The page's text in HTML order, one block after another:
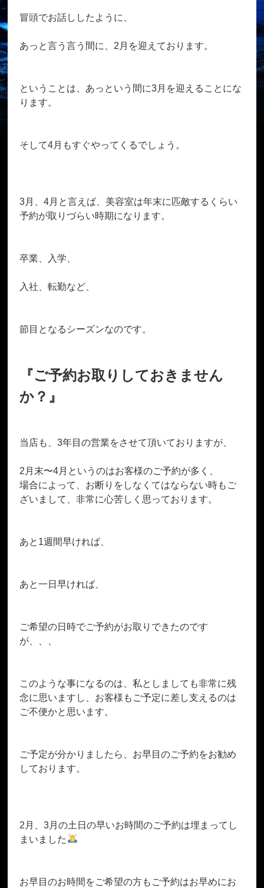
冒頭でお話ししたように、
あっと言う言う間に、2月を迎えております。
ということは、あっという間に3月を迎えることにな
ります。
そして4月もすぐやってくるでしょう。
3月、4月と言えば、美容室は年末に匹敵するくらい
予約が取りづらい時期になります。
卒業、入学、
入社、転勤など、
節目となるシーズンなのです。
『ご予約お取りしておきません
か？』
当店も、3年目の営業をさせて頂いておりますが、
2月末〜4月というのはお客様のご予約が多く、
場合によって、お断りをしなくてはならない時もご
ざいまして、非常に心苦しく思っております。
あと1週間早ければ、
あと一日早ければ、
ご希望の日時でご予約がお取りできたのです
が、、、
このような事になるのは、私としましても非常に残
念に思いますし、お客様もご予定に差し支えるのは
ご不便かと思います。
ご予定が分かりましたら、お早目のご予約をお勧め
しております。
2月、3月の土日の早いお時間のご予約は埋まってし
まいました
お早目のお時間をご希望の方もご予約はお早めにお